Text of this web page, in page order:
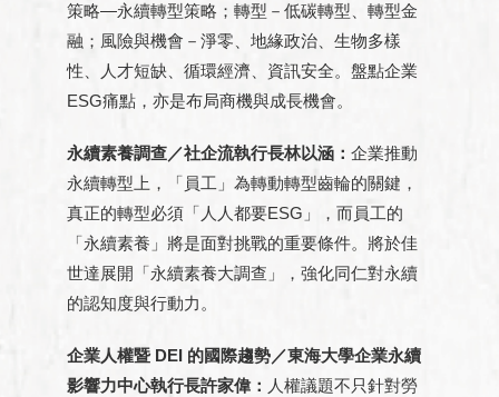
策略—永續轉型策略；轉型－低碳轉型、轉型金
融；風險與機會－淨零、地緣政治、生物多樣
性、人才短缺、循環經濟、資訊安全。盤點企業
ESG痛點，亦是布局商機與成長機會。
永續素養調查／社企流執行長林以涵： 企業推動
永續轉型上，「員工」為轉動轉型齒輪的關鍵，
真正的轉型必須「人人都要ESG」，而員工的
「永續素養」將是面對挑戰的重要條件。將於佳
世達展開「永續素養大調查」，強化同仁對永續
的認知度與行動力。
企業人權暨 DEI 的國際趨勢／東海大學企業永續
影響力中心執行長許家偉： 人權議題不只針對勞